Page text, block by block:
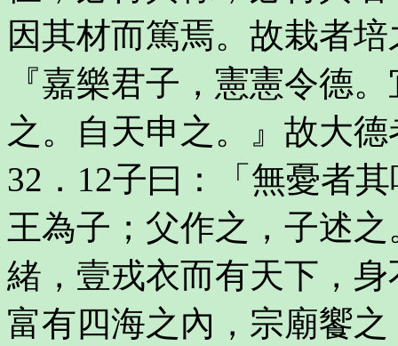
因其材而篤焉。故栽者
『嘉樂君子，憲憲令德
之。自天申之。』故大
32．12子曰：「無憂者
王為子；父作之，子述
緒，壹戎衣而有天下，
富有四海之內，宗廟饗